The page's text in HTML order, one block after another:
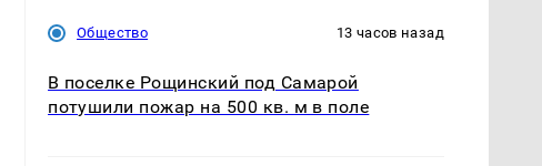
Общество 13 часов назад
В поселке Рощинский под Самарой
потушили пожар на 500 кв. м в поле